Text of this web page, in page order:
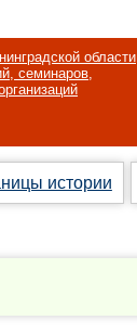
области
семинаров,
истории